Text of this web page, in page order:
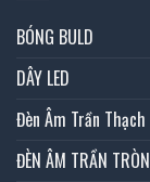
BÓNG BULD
DÂY LED
Đèn Âm Trần Thạch
ĐÈN ÂM TRẦN TRÒN